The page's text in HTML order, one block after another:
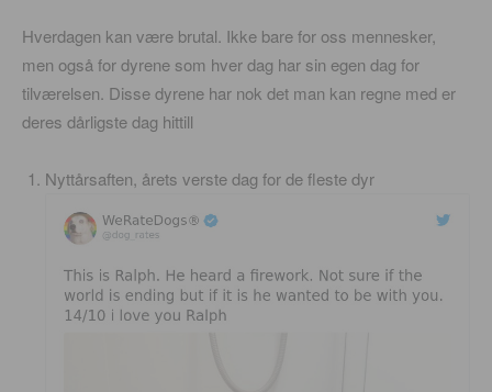
Hverdagen kan være brutal. Ikke bare for oss mennesker,
men også for dyrene som hver dag har sin egen dag for
tilværelsen. Disse dyrene har nok det man kan regne med er
deres dårligste dag hittill
Nyttårsaften, årets verste dag for de fleste dyr